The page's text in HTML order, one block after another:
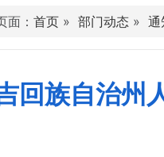
面： 首页 » 部门动态 » 通
回族自治